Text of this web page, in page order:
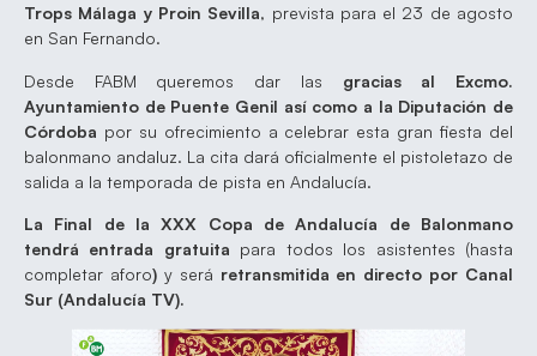
Trops Málaga y Proin Sevilla, prevista para el 23 de agosto
en San Fernando.
Desde FABM queremos dar las gracias al Excmo.
Ayuntamiento de Puente Genil así como a la Diputación de
Córdoba por su ofrecimiento a celebrar esta gran fiesta del
balonmano andaluz. La cita dará oficialmente el pistoletazo de
salida a la temporada de pista en Andalucía.
La Final de la XXX Copa de Andalucía de Balonmano
tendrá entrada gratuita para todos los asistentes (hasta
completar aforo)y será retransmitida en directo por Canal
Sur (Andalucía TV).